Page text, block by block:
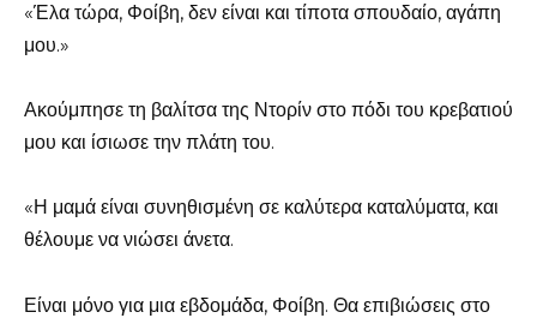
«Έλα τώρα, Φοίβη, δεν είναι και τίποτα σπουδαίο, αγάπη
μου.»
Ακούμπησε τη βαλίτσα της Ντορίν στο πόδι του κρεβατιού
μου και ίσιωσε την πλάτη του.
«Η μαμά είναι συνηθισμένη σε καλύτερα καταλύματα, και
θέλουμε να νιώσει άνετα.
Είναι μόνο για μια εβδομάδα, Φοίβη. Θα επιβιώσεις στο